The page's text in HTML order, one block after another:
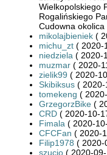
Wielkopolskiego
Rogalińskiego
Cudowna okolica
mikolajbieniek (
michu_zt ( 2020-
niedziela ( 2020-
muzmar ( 2020-
zielik99 ( 2020-
Skibiksus ( 2020-
tomekeng (
GrzegorzBike (
CRD ( 2020-10-
Fimala ( 2020-
CFCFan ( 2020-
Filip1978 ( 2020-
szucio ( 2020-